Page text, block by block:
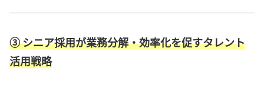
③ シニア採用が業務分解・効率化を促すタレント
活用戦略